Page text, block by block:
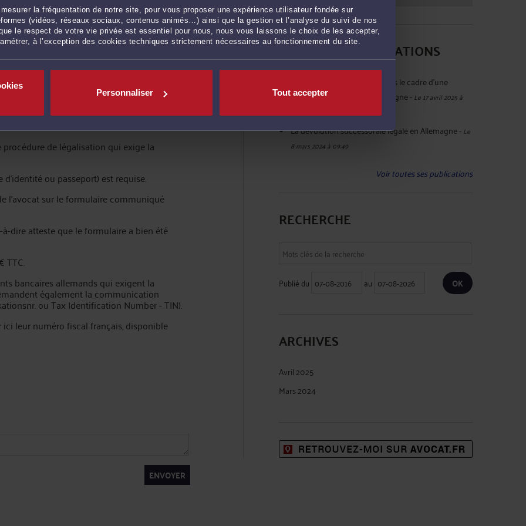
la fréquentation de notre site, pour vous proposer une expérience utilisateur fondée sur
(vidéos, réseaux sociaux, contenus animés…) ainsi que la gestion et l’analyse du suivi de nos
le respect de votre vie privée est essentiel pour nous, nous vous laissons le choix de les accepter,
à l’exception des cookies techniques strictement nécessaires au fonctionnement du site.
Personnaliser Tout accepter
envers
une banque ou toute autre institution
succession ouverte outre-Rhin.
en Allemagne de vérifier l'identité de leur
blanchiment d'argent.
en France n'opèrent pas de telle
auprès d'un Ordre en Allemagne
de légalisation qui exige la
ou passeport) est requise.
l'avocat sur le formulaire communiqué
dire atteste que le formulaire a bien été
TTC.
bancaires allemands qui exigent la
également la communication
ou Tax Identification Number - TIN).
leur numéro fiscal français, disponible
ENVOYER
DERNIÈRES PUBLICATIONS
Légalisation de signature dans le cadre d'une
succession ouverte en Allemagne-Le 17 avril 2025 à
La dévolution successorale légale en Allemagne-Le
8 mars 2024 à 09:49
Voir toutes ses publications
RECHERCHE
Publié du au
ARCHIVES
Avril 2025
Mars 2024